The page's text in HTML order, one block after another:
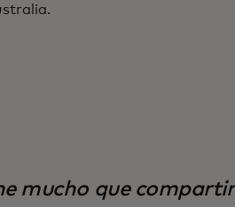
mucho que